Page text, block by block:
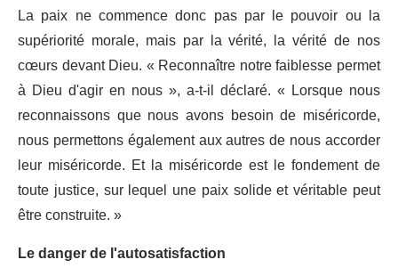
La paix ne commence donc pas par le pouvoir ou la
supériorité morale, mais par la vérité, la vérité de nos
cœurs devant Dieu. « Reconnaître notre faiblesse permet
à Dieu d'agir en nous », a-t-il déclaré. « Lorsque nous
reconnaissons que nous avons besoin de miséricorde,
nous permettons également aux autres de nous accorder
leur miséricorde. Et la miséricorde est le fondement de
toute justice, sur lequel une paix solide et véritable peut
être construite. »
Le danger de l'autosatisfaction